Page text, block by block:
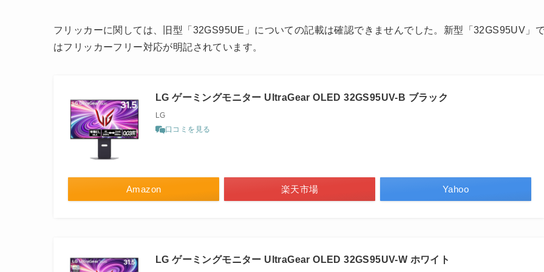
フリッカーに関しては、旧型「32GS95UE」についての記載は確認できませんでした。新型「32GS95UV」
はフリッカーフリー対応が明記されています。
LG ゲーミングモニター UltraGear OLED 32GS95UV-B ブラック
LG
口コミを見る
Amazon 楽天市場 Yahoo
LG ゲーミングモニター UltraGear OLED 32GS95UV-W ホワイト